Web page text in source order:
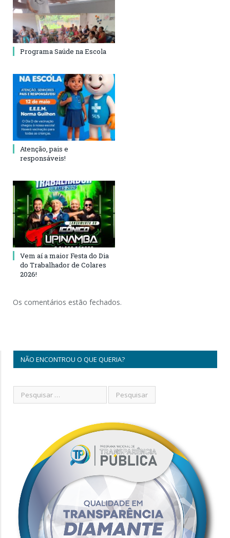
Programa Saúde na Escola
Atenção, pais e
responsáveis!
Vem aí a maior Festa do Dia
do Trabalhador de Colares
2026!
Os comentários estão fechados.
NÃO ENCONTROU O QUE QUERIA?